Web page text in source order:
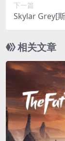
下一篇
Skylar Grey[
相关文章